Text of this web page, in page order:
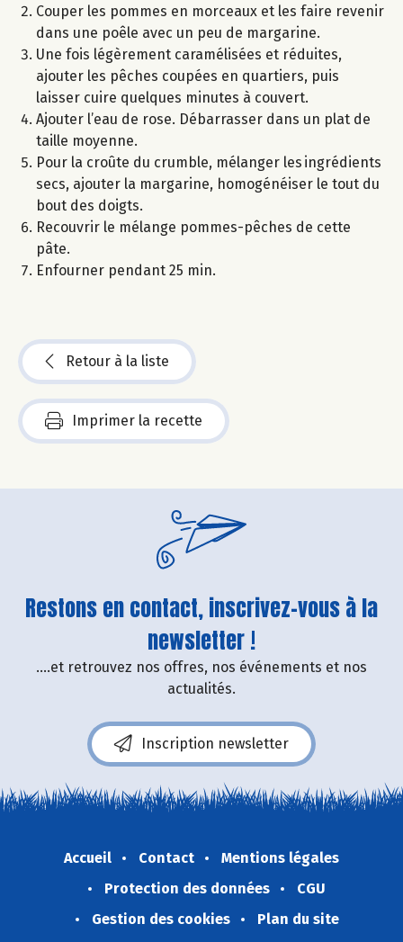
Couper les pommes en morceaux et les faire revenir
dans une poêle avec un peu de margarine.
Une fois légèrement caramélisées et réduites,
ajouter les pêches coupées en quartiers, puis
laisser cuire quelques minutes à couvert.
Ajouter l’eau de rose. Débarrasser dans un plat de
taille moyenne.
Pour la croûte du crumble, mélanger les ingrédients
secs, ajouter la margarine, homogénéiser le tout du
bout des doigts.
Recouvrir le mélange pommes-pêches de cette
pâte.
Enfourner pendant 25 min.
Retour à la liste
Imprimer la recette
Restons en contact, inscrivez-vous à la
newsletter !
....et retrouvez nos offres, nos événements et nos
actualités.
Inscription newsletter
Accueil Contact
Mentions légales
Protection des données
CGU
Gestion des cookies
Plan du site